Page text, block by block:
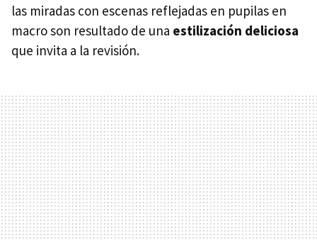
las miradas con escenas reflejadas en pupilas en
macro son resultado de una estilización deliciosa
que invita a la revisión.